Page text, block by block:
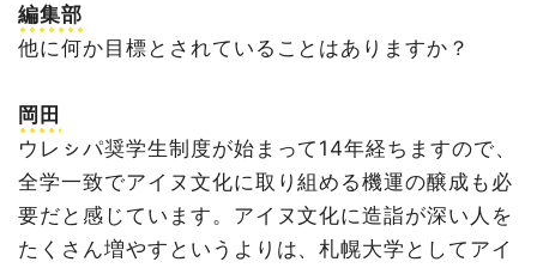
編集部
他に何か目標とされていることはありますか？
岡田
ウレㇱパ奨学生制度が始まって14年経ちますので、
全学一致でアイヌ文化に取り組める機運の醸成も必
要だと感じています。アイヌ文化に造詣が深い人を
たくさん増やすというよりは、札幌大学としてアイ